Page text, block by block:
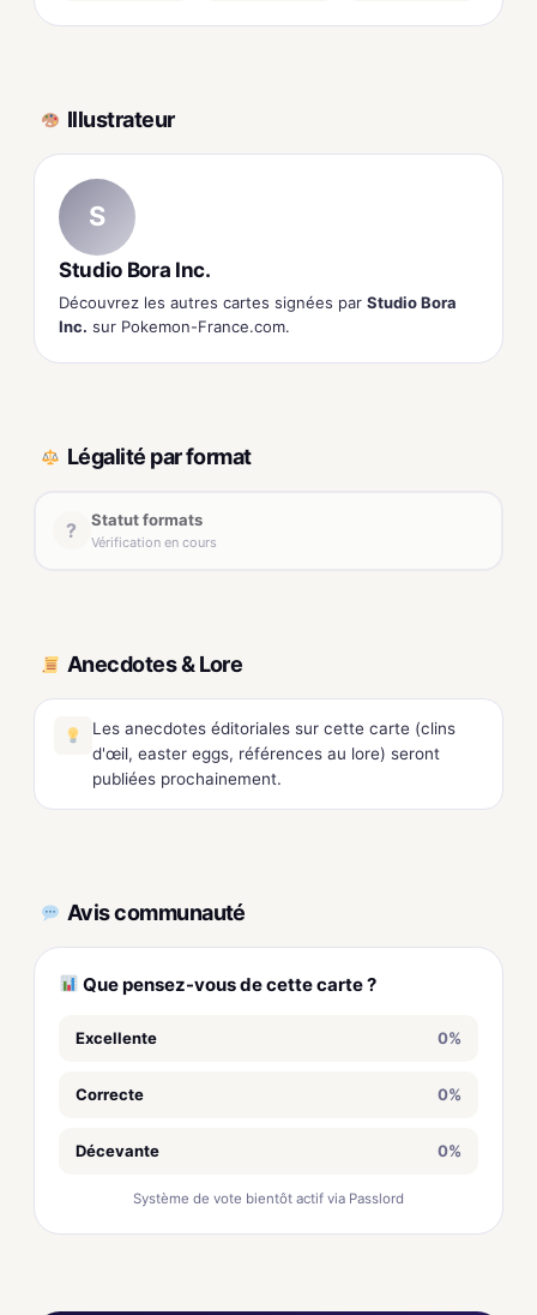
Illustrateur
S
Studio Bora Inc.
Découvrez les autres cartes signées par Studio Bora
Inc. sur Pokemon-France.com.
Légalité par format
? Statut formats
Vérification en cours
Anecdotes & Lore
Les anecdotes éditoriales sur cette carte (clins
d'œil, easter eggs, références au lore) seront
publiées prochainement.
Avis communauté
Que pensez-vous de cette carte ?
Excellente 0%
Correcte 0%
Décevante 0%
Système de vote bientôt actif via Passlord